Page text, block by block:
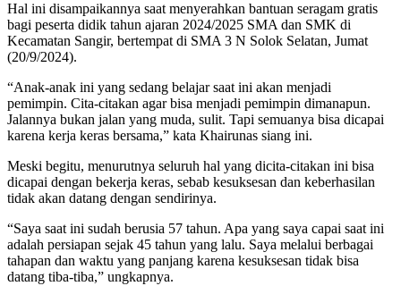
Hal ini disampaikannya saat menyerahkan bantuan seragam gratis
bagi peserta didik tahun ajaran 2024/2025 SMA dan SMK di
Kecamatan Sangir, bertempat di SMA 3 N Solok Selatan, Jumat
(20/9/2024).
“Anak-anak ini yang sedang belajar saat ini akan menjadi
pemimpin. Cita-citakan agar bisa menjadi pemimpin dimanapun.
Jalannya bukan jalan yang muda, sulit. Tapi semuanya bisa dicapai
karena kerja keras bersama,” kata Khairunas siang ini.
Meski begitu, menurutnya seluruh hal yang dicita-citakan ini bisa
dicapai dengan bekerja keras, sebab kesuksesan dan keberhasilan
tidak akan datang dengan sendirinya.
“Saya saat ini sudah berusia 57 tahun. Apa yang saya capai saat ini
adalah persiapan sejak 45 tahun yang lalu. Saya melalui berbagai
tahapan dan waktu yang panjang karena kesuksesan tidak bisa
datang tiba-tiba,” ungkapnya.